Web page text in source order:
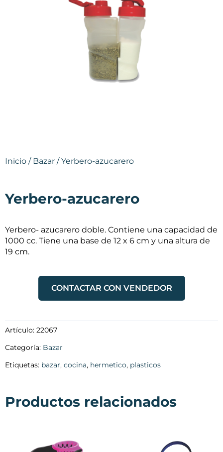
Inicio / Bazar / Yerbero-azucarero
Yerbero-azucarero
Yerbero- azucarero doble. Contiene una capacidad de
1000 cc. Tiene una base de 12 x 6 cm y una altura de
19 cm.
CONTACTAR CON VENDEDOR
Artículo: 22067
Categoría: Bazar
Etiquetas: bazar, cocina, hermetico, plasticos
Productos relacionados